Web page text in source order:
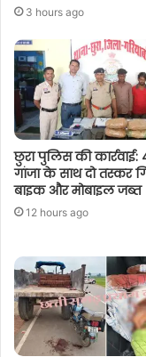
3 hours ago
छुरा पुलिस की कार्रवाई:
गांजा के साथ दो तस्कर
बाइक और मोबाइल जब्त
12 hours ago